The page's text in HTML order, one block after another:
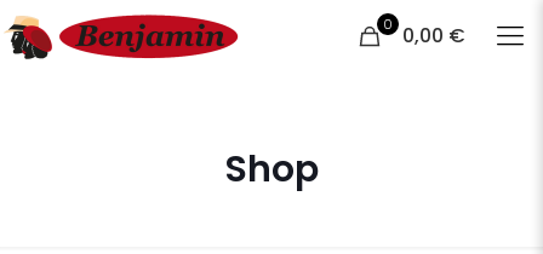
0 0,00 €
Shop